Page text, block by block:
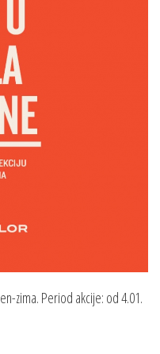
zima. Period akcije: od 4.01.